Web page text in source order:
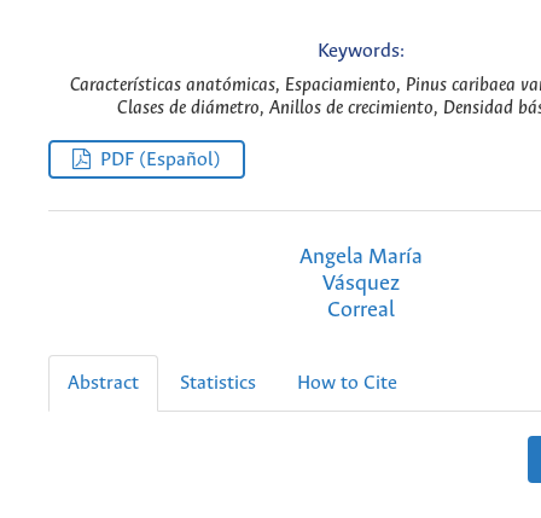
Keywords:
Características anatómicas, Espaciamiento, Pinus caribaea
Clases de diámetro, Anillos de crecimiento, Densidad
PDF (Español)
Angela María
Vásquez
Correal
Abstract Statistics How to Cite